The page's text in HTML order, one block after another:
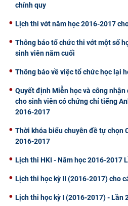
chính quy
Lịch thi vớt năm học 2016-2017
Thông báo tổ chức thi vớt một số
sinh viên năm cuối
Thông báo về việc tổ chức học lại
Quyết định Miễn học và công
cho sinh viên có chứng chỉ tiếng
2016-2017
Thời khóa biểu chuyên đề tự chọn
2016-2017
Lịch thi HKI - Năm học 2016-2017
Lịch thi học kỳ II (2016-2017) cho
Lịch thi học kỳ I (2016-2017) - Lần